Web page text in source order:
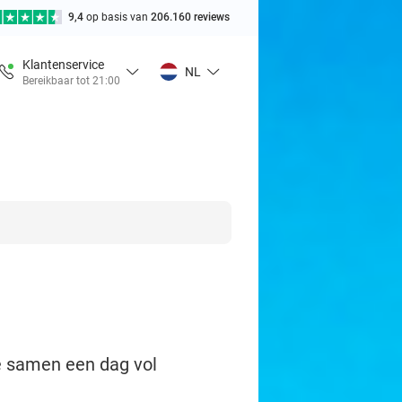
9,4 op basis van 206.160 reviews
Klantenservice
Bereikbaar tot 21:00
NL
een dag vol